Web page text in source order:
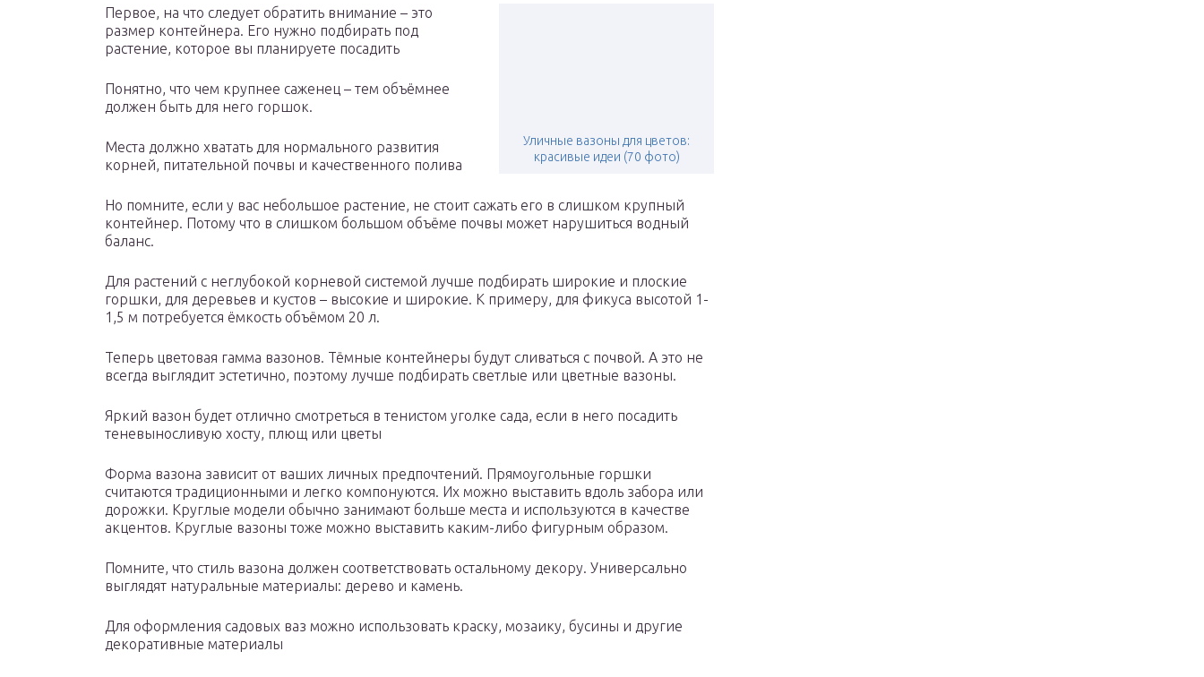
Уличные вазоны для цветов:
красивые идеи (70 фото)
Первое, на что следует обратить внимание – это
размер контейнера. Его нужно подбирать под
растение, которое вы планируете посадить
Понятно, что чем крупнее саженец – тем объёмнее
должен быть для него горшок.
Места должно хватать для нормального развития
корней, питательной почвы и качественного полива
Но помните, если у вас небольшое растение, не стоит сажать его в слишком крупный
контейнер. Потому что в слишком большом объёме почвы может нарушиться водный
баланс.
Для растений с неглубокой корневой системой лучше подбирать широкие и плоские
горшки, для деревьев и кустов – высокие и широкие. К примеру, для фикуса высотой 1-
1,5 м потребуется ёмкость объёмом 20 л.
Теперь цветовая гамма вазонов. Тёмные контейнеры будут сливаться с почвой. А это не
всегда выглядит эстетично, поэтому лучше подбирать светлые или цветные вазоны.
Яркий вазон будет отлично смотреться в тенистом уголке сада, если в него посадить
теневыносливую хосту, плющ или цветы
Форма вазона зависит от ваших личных предпочтений. Прямоугольные горшки
считаются традиционными и легко компонуются. Их можно выставить вдоль забора или
дорожки. Круглые модели обычно занимают больше места и используются в качестве
акцентов. Круглые вазоны тоже можно выставить каким-либо фигурным образом.
Помните, что стиль вазона должен соответствовать остальному декору. Универсально
выглядят натуральные материалы: дерево и камень.
Для оформления садовых ваз можно использовать краску, мозаику, бусины и другие
декоративные материалы